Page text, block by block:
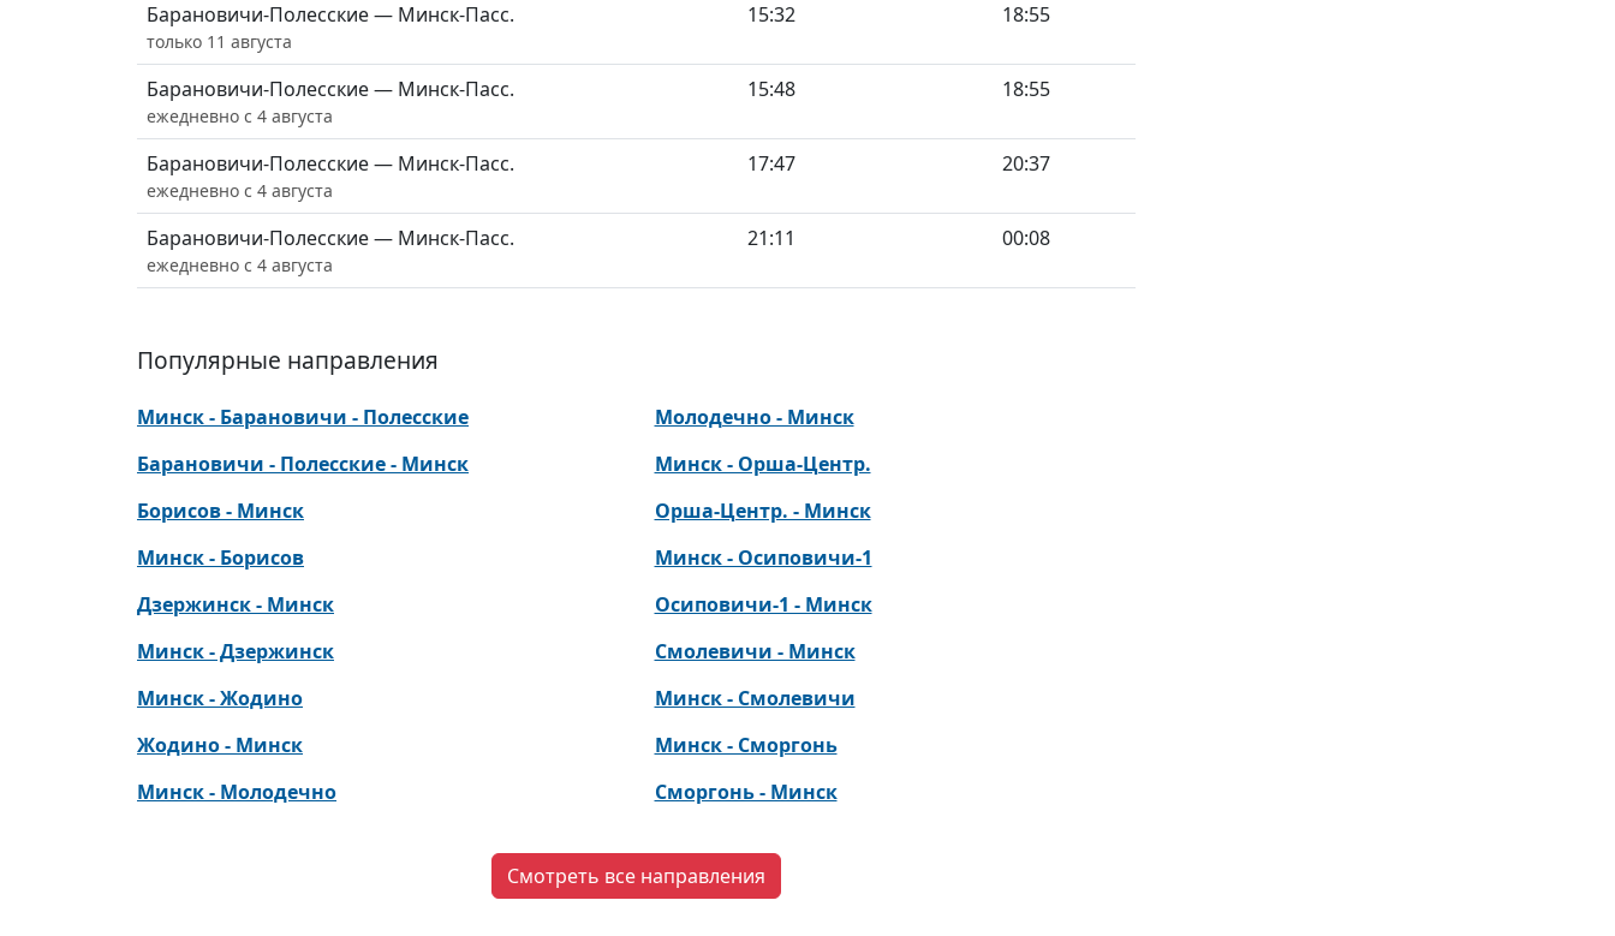
Барановичи-Полесские — Минск-Пасс.
только 11 августа
15:32 18:55
Барановичи-Полесские — Минск-Пасс.
ежедневно с 4 августа
15:48 18:55
Барановичи-Полесские — Минск-Пасс.
ежедневно с 4 августа
17:47 20:37
Барановичи-Полесские — Минск-Пасс.
ежедневно с 4 августа
21:11 00:08
Популярные направления
Минск - Барановичи - Полесские
Барановичи - Полесские - Минск
Борисов - Минск
Минск - Борисов
Дзержинск - Минск
Минск - Дзержинск
Минск - Жодино
Жодино - Минск
Минск - Молодечно
Молодечно - Минск
Минск - Орша-Центр.
Орша-Центр. - Минск
Минск - Осиповичи-1
Осиповичи-1 - Минск
Смолевичи - Минск
Минск - Смолевичи
Минск - Сморгонь
Сморгонь - Минск
Смотреть все направления